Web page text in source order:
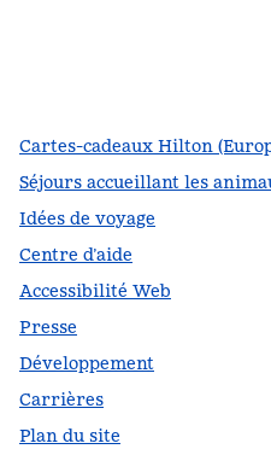
Cartes-cadeaux Hilton
Séjours accueillant les
Idées de voyage
Centre d’aide
Accessibilité Web
Presse
Développement
Carrières
Plan du site